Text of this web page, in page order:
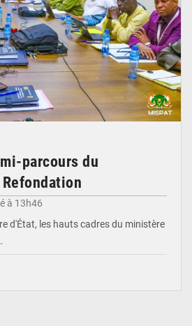
parcours du
à 13h46
d'État, les hauts cadres du ministère